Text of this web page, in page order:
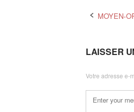
Post
MOYEN-
LAISSER
Votre adresse e-
Commentaire